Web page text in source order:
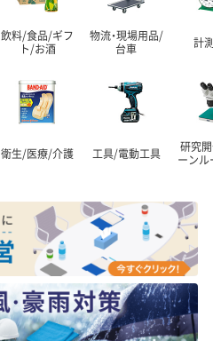
飲料/食品/ギフ
ト/お酒
物流・現場用品/
台車
計
衛生/医療/介護 工具/電動工具
研究開
ーンル